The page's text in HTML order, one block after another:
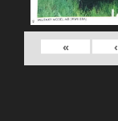
›
»